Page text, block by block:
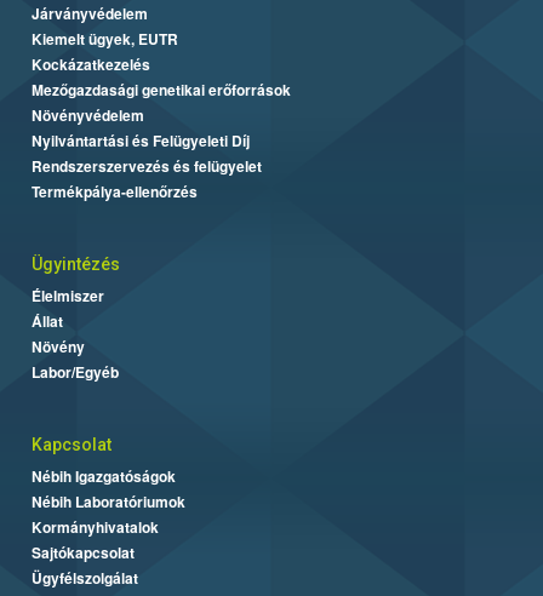
Járványvédelem
Kiemelt ügyek, EUTR
Kockázatkezelés
Mezőgazdasági genetikai erőforrások
Növényvédelem
Nyilvántartási és Felügyeleti Díj
Rendszerszervezés és felügyelet
Termékpálya-ellenőrzés
Ügyintézés
Élelmiszer
Állat
Növény
Labor/Egyéb
Kapcsolat
Nébih Igazgatóságok
Nébih Laboratóriumok
Kormányhivatalok
Sajtókapcsolat
Ügyfélszolgálat